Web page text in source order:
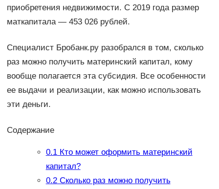
приобретения недвижимости. С 2019 года размер
маткапитала — 453 026 рублей.
Специалист Бробанк.ру разобрался в том, сколько
раз можно получить материнский капитал, кому
вообще полагается эта субсидия. Все особенности
ее выдачи и реализации, как можно использовать
эти деньги.
Содержание
0.1Кто может оформить материнский
капитал?
0.2Сколько раз можно получить